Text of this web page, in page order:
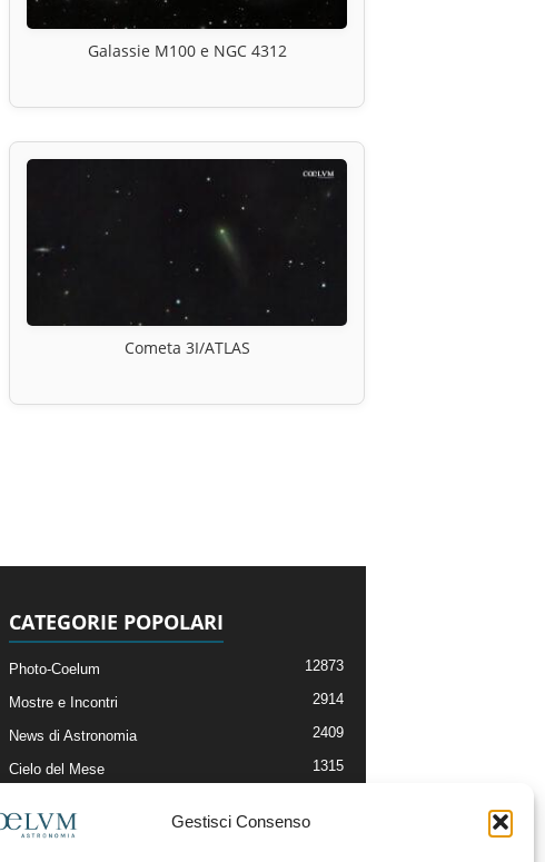
Gestisci Consenso
Galassie M100 e NGC 4312
Cometa 3I/ATLAS
CATEGORIE POPOLARI
Photo-Coelum 12873
Mostre e Incontri 2914
News di Astronomia 2409
Cielo del Mese 1315
Articoli e Risorse On-Line